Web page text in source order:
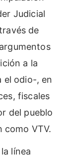
Judicial
de
a la
el odio-, en
fiscales
del pueblo
como VTV.
línea